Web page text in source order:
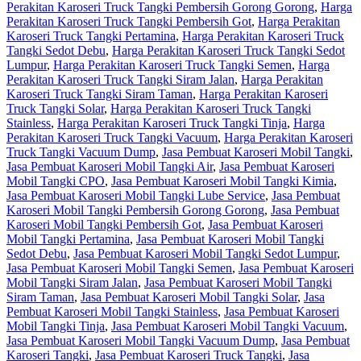
Perakitan Karoseri Truck Tangki Pembersih Gorong Gorong, Harga
Perakitan Karoseri Truck Tangki Pembersih Got, Harga Perakitan
Karoseri Truck Tangki Pertamina, Harga Perakitan Karoseri Truck
Tangki Sedot Debu, Harga Perakitan Karoseri Truck Tangki Sedot
Lumpur, Harga Perakitan Karoseri Truck Tangki Semen, Harga
Perakitan Karoseri Truck Tangki Siram Jalan, Harga Perakitan
Karoseri Truck Tangki Siram Taman, Harga Perakitan Karoseri
Truck Tangki Solar, Harga Perakitan Karoseri Truck Tangki
Stainless, Harga Perakitan Karoseri Truck Tangki Tinja, Harga
Perakitan Karoseri Truck Tangki Vacuum, Harga Perakitan Karoseri
Truck Tangki Vacuum Dump, Jasa Pembuat Karoseri Mobil Tangki,
Jasa Pembuat Karoseri Mobil Tangki Air, Jasa Pembuat Karoseri
Mobil Tangki CPO, Jasa Pembuat Karoseri Mobil Tangki Kimia,
Jasa Pembuat Karoseri Mobil Tangki Lube Service, Jasa Pembuat
Karoseri Mobil Tangki Pembersih Gorong Gorong, Jasa Pembuat
Karoseri Mobil Tangki Pembersih Got, Jasa Pembuat Karoseri
Mobil Tangki Pertamina, Jasa Pembuat Karoseri Mobil Tangki
Sedot Debu, Jasa Pembuat Karoseri Mobil Tangki Sedot Lumpur,
Jasa Pembuat Karoseri Mobil Tangki Semen, Jasa Pembuat Karoseri
Mobil Tangki Siram Jalan, Jasa Pembuat Karoseri Mobil Tangki
Siram Taman, Jasa Pembuat Karoseri Mobil Tangki Solar, Jasa
Pembuat Karoseri Mobil Tangki Stainless, Jasa Pembuat Karoseri
Mobil Tangki Tinja, Jasa Pembuat Karoseri Mobil Tangki Vacuum,
Jasa Pembuat Karoseri Mobil Tangki Vacuum Dump, Jasa Pembuat
Karoseri Tangki, Jasa Pembuat Karoseri Truck Tangki, Jasa